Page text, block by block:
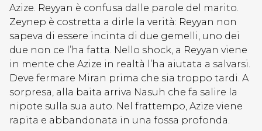
Azize. Reyyan è confusa dalle parole del marito.
Zeynep è costretta a dirle la verità: Reyyan non
sapeva di essere incinta di due gemelli, uno dei
due non ce l’ha fatta. Nello shock, a Reyyan viene
in mente che Azize in realtà l’ha aiutata a salvarsi.
Deve fermare Miran prima che sia troppo tardi. A
sorpresa, alla baita arriva Nasuh che fa salire la
nipote sulla sua auto. Nel frattempo, Azize viene
rapita e abbandonata in una fossa profonda.